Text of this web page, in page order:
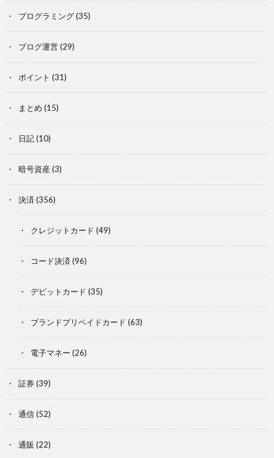
プログラミング(35)
ブログ運営(29)
ポイント (31)
まとめ (15)
日記(10)
暗号資産 (3)
決済 (356)
クレジットカード (49)
コード決済 (96)
デビットカード (35)
ブランドプリペイドカード (63)
電子マネー (26)
証券(39)
通信(52)
通販 (22)